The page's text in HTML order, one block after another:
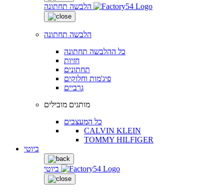
הלבשה תחתונה
הלבשה תחתונה
כל ההלבשה תחתונה
חזיות
תחתונים
פיג'מות וחלוקים
גרביים
מותגים מובילים
כל המעצבים
CALVIN KLEIN
TOMMY HILFIGER
ביוטי
ביוטי